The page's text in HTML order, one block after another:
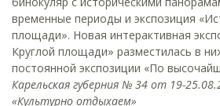
временные периоды и экспозиция
площади». Новая интерактивная
Круглой площади» разместилась в
постоянной экспозиции «По
Карельская губерния № 34 от 19-
«Культурно отдыхаем»